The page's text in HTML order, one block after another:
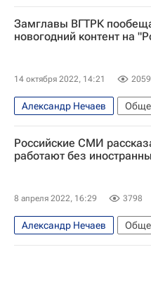
Берлин (город)
Федор
Сергей Попов
Замглавы ВГТРК
новогодний контент на
14 октября 2022, 14:21 2059
Александр Нечаев
Новый год
Российские СМИ
работают без
8 апреля 2022, 16:29 3798
Александр Нечаев
Россия
Медиа -